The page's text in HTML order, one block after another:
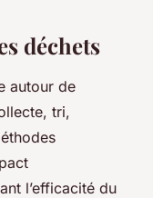
déchets
autour de
tri,
l’efficacité du